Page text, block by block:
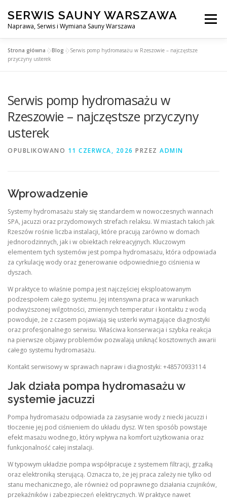
treści
SERWIS SAUNY WARSZAWA
Naprawa, Serwis i Wymiana Sauny Warszawa
Menu
SERWIS DO SAUNY WARSZAWA
Strona główna »Blog »Serwis pomp hydromasażu w Rzeszowie – najczęstsze
przyczyny usterek
Serwis pomp hydromasażu w
Rzeszowie – najczęstsze przyczyny
usterek
OPUBLIKOWANO 11 CZERWCA, 2026 PRZEZ ADMIN
Wprowadzenie
Systemy hydromasażu stały się standardem w nowoczesnych wannach
SPA, jacuzzi oraz przydomowych strefach relaksu. W miastach takich jak
Rzeszów rośnie liczba instalacji, które pracują zarówno w domach
jednorodzinnych, jak i w obiektach rekreacyjnych. Kluczowym
elementem tych systemów jest pompa hydromasażu, która odpowiada
za cyrkulację wody oraz generowanie odpowiedniego ciśnienia w
dyszach.
W praktyce to właśnie pompa jest najczęściej eksploatowanym
podzespołem całego systemu. Jej intensywna praca w warunkach
podwyższonej wilgotności, zmiennych temperatur i kontaktu z wodą
powoduje, że z czasem pojawiają się usterki wymagające diagnostyki
oraz profesjonalnego serwisu. Właściwa konserwacja i szybka reakcja
na pierwsze objawy problemów pozwalają uniknąć kosztownych awarii
całego systemu hydromasażu.
Kontakt serwisowy w sprawach napraw i diagnostyki: +48570933114
Jak działa pompa hydromasażu w
systemie jacuzzi
Pompa hydromasażu odpowiada za zasysanie wody z niecki jacuzzi i
tłoczenie jej pod ciśnieniem do układu dysz. W ten sposób powstaje
efekt masażu wodnego, który wpływa na komfort użytkowania oraz
funkcjonalność całej instalacji.
W typowym układzie pompa współpracuje z systemem filtracji, grzałką
oraz elektroniką sterującą. Oznacza to, że jej praca zależy nie tylko od
stanu mechanicznego, ale również od poprawnego działania czujników,
przekaźników i zabezpieczeń elektrycznych. W praktyce nawet